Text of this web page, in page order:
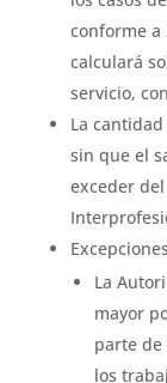
conforme a
calculará
servicio,
La
sin que el
exceder
La
mayor
parte
los